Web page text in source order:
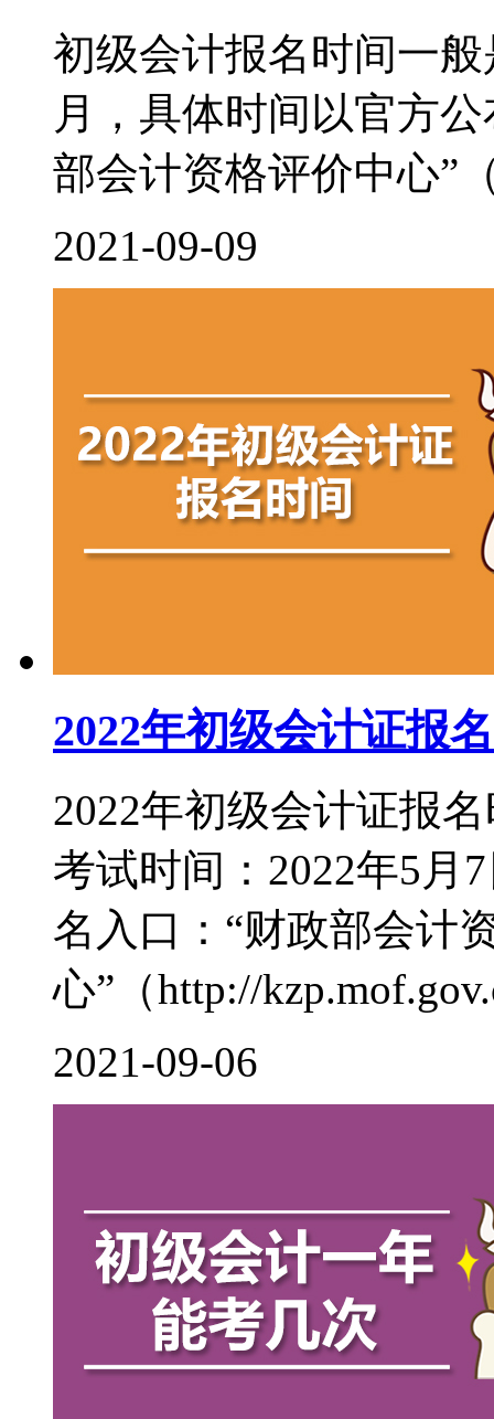
初级会计报名时间一
月，具体时间以官方
部会计资格评价中心”
2021-09-09
2022年初级会计证报
2022年初级会计证报
考试时间：2022年5月
名入口：“财政部会计
心”（http://
2021-09-06